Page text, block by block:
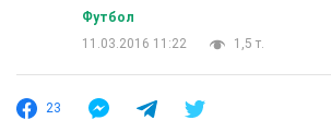
Футбол
11.03.2016 11:22
1,5 т.
23